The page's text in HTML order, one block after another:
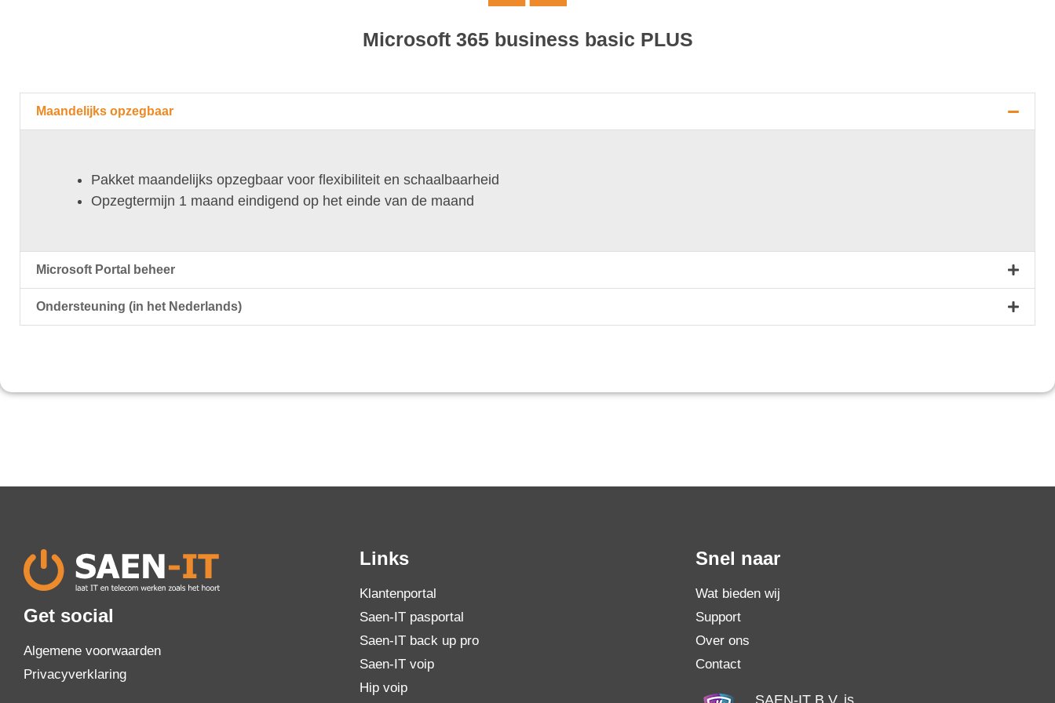
Microsoft 365 business basic PLUS
Maandelijks opzegbaar
Pakket maandelijks opzegbaar voor flexibiliteit en schaalbaarheid
Opzegtermijn 1 maand eindigend op het einde van de maand
Microsoft Portal beheer
Ondersteuning (in het Nederlands)
Get social
Algemene voorwaarden
Privacyverklaring
Links
Klantenportal
Saen-IT pasportal
Saen-IT back up pro
Saen-IT voip
Hip voip
Snel naar
Wat bieden wij
Support
Over ons
Contact
SAEN-IT B.V. is